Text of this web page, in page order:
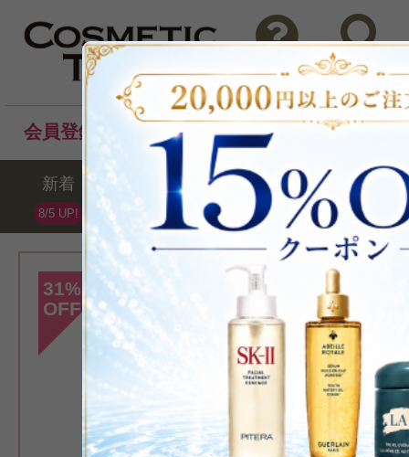
問い合わせ 検索
会員登録後のお買い物でポイントプレゼント！
新着
8/5 UP!
セール ランキング ブ
31%
OFF
[ダヴィネス]
>ナチュラルテ
ー＜RP＞
シャン